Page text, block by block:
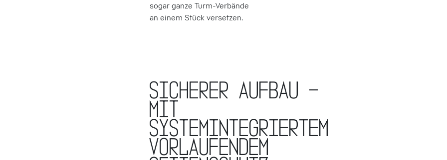
sogar ganze Turm-Verbände
an einem Stück versetzen.
Sicherer Aufbau –
mit
systemintegriertem
vorlaufendem